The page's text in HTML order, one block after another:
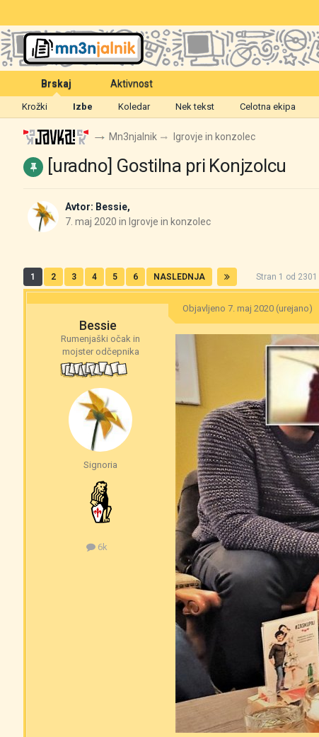
Brskaj
Krožki Izbe Koledar Nek tekst Celotna ekipa
Aktivnost
Mn3njalnik Igrovje in konzolec
[uradno] Gostilna pri Konjzolcu
Avtor: Bessie,
7. maj 2020 in Igrovje in konzolec
1 2 3 4 5 6 NASLEDNJA Stran 1 od
Bessie
Rumenjaški očak in
mojster odčepnika
Signoria
6k
Objavljeno7. maj 2020 (urejano)